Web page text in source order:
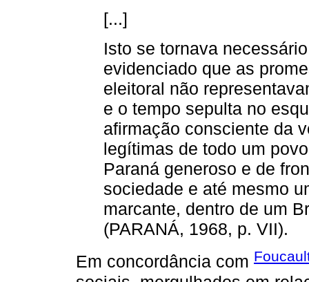
[...]
Isto se tornava
evidenciado que as
eleitoral não
e o tempo sepulta no
afirmação consciente da
legítimas de todo um
Paraná generoso e de
sociedade e até mesmo
marcante, dentro de um
(PARANÁ, 1968, p. VII).
Em concordância com